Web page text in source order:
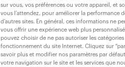
notre (dame)
sur vous, vos préférences ou votre appareil, et
vous l’attendez, pour améliorer la performance
d’autres sites. En général, ces informations ne
vous offrir une expérience web plus
pouvez choisir de ne pas autoriser les
fonctionnement du site Internet. Cliquez sur
savoir plus et modifier nos paramètres par
votre navigation sur le site et les services que